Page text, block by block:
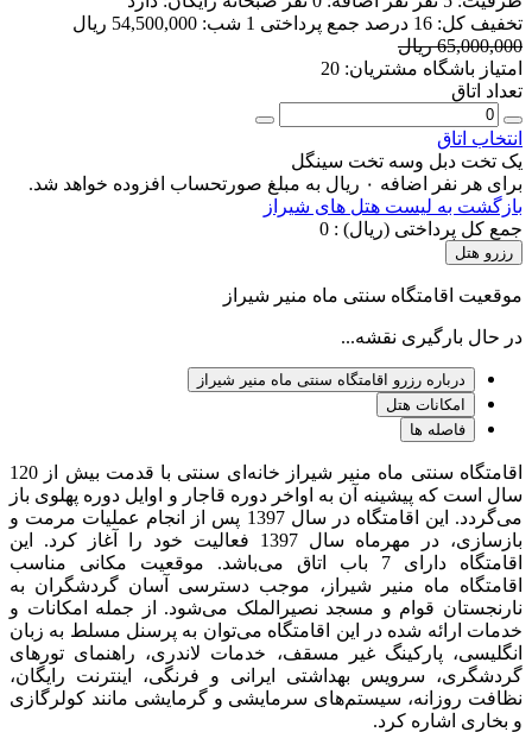
تخفیف کل: 16 درصد جمع پرداختی 1 شب:
54,500,000 ریال
65,000,000 ریال
امتیاز باشگاه مشتریان: 20
تعداد اتاق
انتخاب اتاق
یک تخت دبل وسه تخت سینگل
برای هر نفر اضافه ۰ ریال به مبلغ صورتحساب افزوده خواهد شد.
بازگشت به لیست هتل های شیراز
جمع کل پرداختی (ریال) : 0
رزرو هتل
موقعیت اقامتگاه سنتی ماه منیر شیراز
در حال بارگیری نقشه...
درباره رزرو اقامتگاه سنتی ماه منیر شیراز
امکانات هتل
فاصله ها
اقامتگاه سنتی ماه منیر شیراز خانه‌ای سنتی با قدمت بیش از 120
سال است که پیشینه آن به اواخر دوره قاجار و اوایل دوره پهلوی باز
می‌گردد. این اقامتگاه در سال 1397 پس از انجام عملیات مرمت و
بازسازی، در مهرماه سال 1397 فعالیت خود را آغاز کرد. این
اقامتگاه دارای 7 باب اتاق می‌باشد. موقعیت مکانی مناسب
اقامتگاه ماه منیر شیراز، موجب دسترسی آسان گردشگران به
نارنجستان قوام و مسجد نصیرالملک می‌شود. از جمله امکانات و
خدمات ارائه شده در این اقامتگاه می‌توان به پرسنل مسلط به زبان
انگلیسی، پارکینگ غیر مسقف، خدمات لاندری، راهنمای تورهای
گردشگری، سرویس بهداشتی ایرانی و فرنگی، اینترنت رایگان،
نظافت روزانه، سیستم‌های سرمایشی و گرمایشی مانند کولرگازی
و بخاری اشاره کرد.